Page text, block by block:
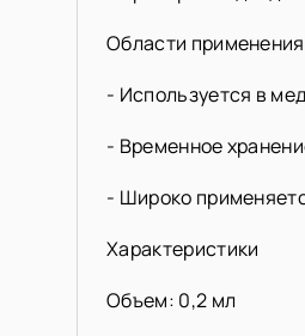
Области применения
- Используется в
- Временное
- Широко
Характеристики
Объем: 0,2 мл